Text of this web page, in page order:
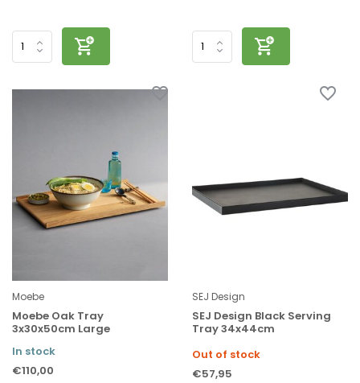
Moebe
Moebe Oak Tray
3x30x50cm Large
In stock
€110,00
SEJ Design
SEJ Design Black Serving
Tray 34x44cm
Out of stock
€57,95